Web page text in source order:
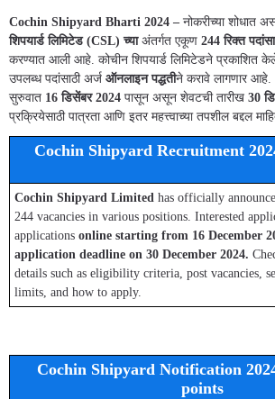
Cochin Shipyard Bharti 2024 – नोकरीच्या शोधात
शिपयार्ड लिमिटेड (CSL) च्याअंतर्गत एकूण 244 रिक्त
करण्यात आली आहे. कोचीन शिपयार्ड लिमिटेडने प्रकाशित
उपलब्ध पदांसाठी अर्ज ऑनलाइन पद्धतीने करावे लागणार
सुरुवात 16 डिसेंबर 2024 पासून असून शेवटची तारीख 30
प्रक्रियेसाठी पात्रता आणि इतर महत्त्वाच्या तपशील बद्दल
Cochin Shipyard Recruitment
Cochin Shipyard Limited has officially
244 vacancies in various positions. Interested
applications online starting from 16 December
application deadline on 30 December 2024.
details such as eligibility criteria, post vacancies,
limits, and how to apply.
Cochin Shipyard Notification
points